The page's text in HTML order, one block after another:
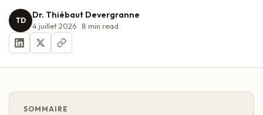
TD Dr. Thiébaut Devergranne
4 juillet 2026 8 min read
SOMMAIRE